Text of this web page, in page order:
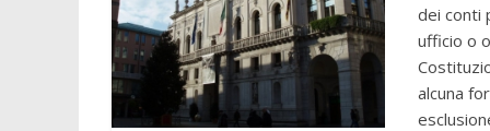
dei conti
ufficio o
alcuna